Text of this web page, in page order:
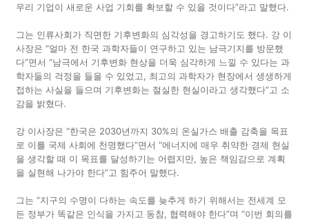
우리 기업이 새로운 사업 기회를 확보할 수 있을 것이다”라고 말했다.
그는 인류사회가 직면한 기후변화의 심각성을 경고하기도 했다. 강 이
사장은 “얼마 전 한국 과학자들이 연구하고 있는 남극기지를 방문했
다”면서 “남극에서 기후변화 현상을 더욱 심각하게 느낄 수 있다는 과
학자들의 걱정을 들을 수 있었고, 최고의 과학자가 현장에서 생생하게
접하는 사실을 들으며 기후변화는 절실한 현실이라고 생각했다”고 소
감을 밝혔다.
강 이사장은 “한국은 2030년까지 30%의 온실가스 배출 감축을 목표
로 이를 국제 사회에 천명했다”면서 “에너지에 매우 취약한 경제 현실
을 생각할 때 이 목표를 달성하기는 어렵지만, 높은 책임감으로 계획
을 실현해 나가야 한다”고 힘주어 말했다.
그는 “지구의 수명이 다하는 속도를 늦추게 하기 위해서는 전세계 모
든 정부가 똑같은 인식을 가지고 동참, 협력해야 한다”며 “이번 회의를